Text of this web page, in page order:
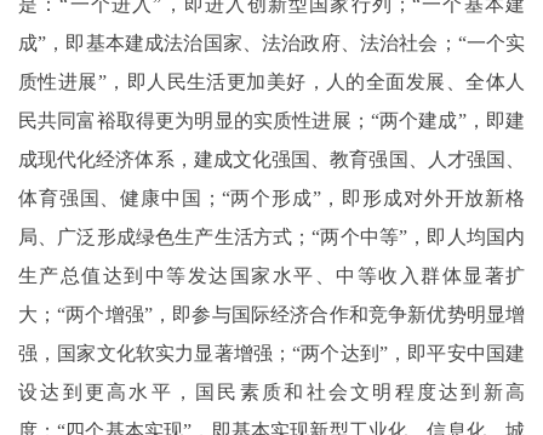
是：“一个进入”，即进入创新型国家行列；“一个基本建
成”，即基本建成法治国家、法治政府、法治社会；“一个实
质性进展”，即人民生活更加美好，人的全面发展、全体人
民共同富裕取得更为明显的实质性进展；“两个建成”，即建
成现代化经济体系，建成文化强国、教育强国、人才强国、
体育强国、健康中国；“两个形成”，即形成对外开放新格
局、广泛形成绿色生产生活方式；“两个中等”，即人均国内
生产总值达到中等发达国家水平、中等收入群体显著扩
大；“两个增强”，即参与国际经济合作和竞争新优势明显增
强，国家文化软实力显著增强；“两个达到”，即平安中国建
设达到更高水平，国民素质和社会文明程度达到新高
度；“四个基本实现”，即基本实现新型工业化、信息化、城